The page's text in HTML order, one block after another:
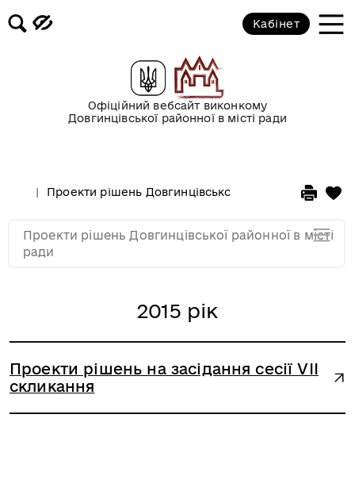
Офіційний вебсайт виконкому
Довгинцівської районної в місті ради
Кабінет
Проекти рішень Довгинцівської районної в місті
2015 рік
Проекти рішень на засідання сесії VIІ
скликання
Проекти рішень Довгинцівської районної в місті
ради
2019 рік
2017 рік
2015 рік
2014 рік